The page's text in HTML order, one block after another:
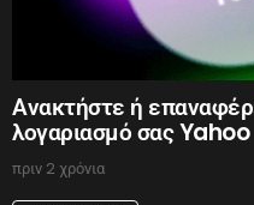
Ανακτήστε ή
λογαριασμό σας Yahoo
πριν 2 χρόνια